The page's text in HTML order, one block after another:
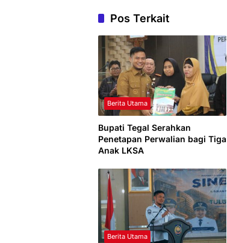
Pos Terkait
Berita Utama
Bupati Tegal Serahkan
Penetapan Perwalian bagi Tiga
Anak LKSA
Berita Utama